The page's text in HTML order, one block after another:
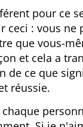
pour ce
ceci : vous ne
que vous-
et cela a
de ce que
réussie.
chaque